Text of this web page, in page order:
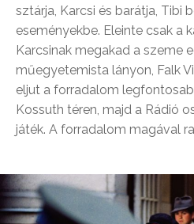
sztárja, Karcsi és barátja, Tibi
eseményekbe. Eleinte csak a
Karcsinak megakad a szeme
műegyetemista lányon, Falk
eljut a forradalom
Kossuth téren, majd a Rádió
játék. A forradalom magával